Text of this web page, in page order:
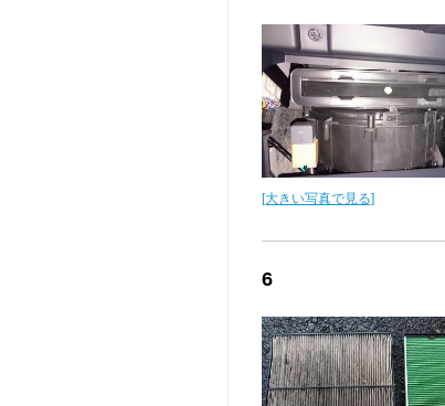
[大きい写真で見る]
6